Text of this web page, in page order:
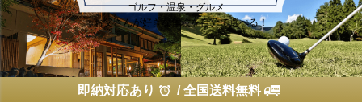
ゴルフ・温泉・グルメ…
お父さんが好きな体験を自分で選べる！
即納対応あり / 全国送料無料